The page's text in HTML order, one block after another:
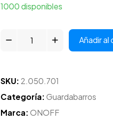
1000 disponibles
Añadir al
SKU: 2.050.701
Categoría:Guardabarros
Marca:ONOFF